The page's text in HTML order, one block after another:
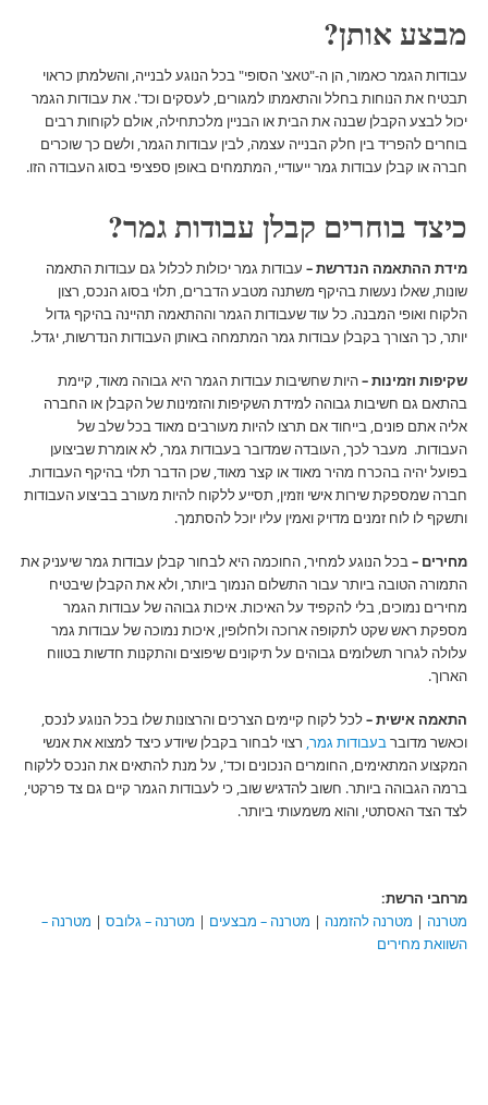
מבצע אותן?
עבודות הגמר כאמור, הן ה-"טאצ' הסופי" בכל הנוגע לבנייה, והשלמתן כראוי
תבטיח את הנוחות בחלל והתאמתו למגורים, לעסקים וכד'. את עבודות הגמר
יכול לבצע הקבלן שבנה את הבית או הבניין מלכתחילה, אולם לקוחות רבים
בוחרים להפריד בין חלק הבנייה עצמה, לבין עבודות הגמר, ולשם כך שוכרים
חברה או קבלן עבודות גמר ייעודיי, המתמחים באופן ספציפי בסוג העבודה הזו.
כיצד בוחרים קבלן עבודות גמר?
מידת ההתאמה הנדרשת – עבודות גמר יכולות לכלול גם עבודות התאמה
שונות, שאלו נעשות בהיקף משתנה מטבע הדברים, תלוי בסוג הנכס, רצון
הלקוח ואופי המבנה. כל עוד שעבודות הגמר וההתאמה תהיינה בהיקף גדול
יותר, כך הצורך בקבלן עבודות גמר המתמחה באותן העבודות הנדרשות, יגדל.
שקיפות וזמינות –היות שחשיבות עבודות הגמר היא גבוהה מאוד, קיימת
בהתאם גם חשיבות גבוהה למידת השקיפות והזמינות של הקבלן או החברה
אליה אתם פונים, בייחוד אם תרצו להיות מעורבים מאוד בכל שלב של
העבודות. מעבר לכך, העובדה שמדובר בעבודות גמר, לא אומרת שביצוען
בפועל יהיה בהכרח מהיר מאוד או קצר מאוד, שכן הדבר תלוי בהיקף העבודות.
חברה שמספקת שירות אישי וזמין, תסייע ללקוח להיות מעורב בביצוע העבודות
ותשקף לו לוח זמנים מדויק ואמין עליו יוכל להסתמך.
מחירים –בכל הנוגע למחיר, החוכמה היא לבחור קבלן עבודות גמר שיעניק את
התמורה הטובה ביותר עבור התשלום הנמוך ביותר, ולא את הקבלן שיבטיח
מחירים נמוכים, בלי להקפיד על האיכות. איכות גבוהה של עבודות הגמר
מספקת ראש שקט לתקופה ארוכה ולחלופין, איכות נמוכה של עבודות גמר
עלולה לגרור תשלומים גבוהים על תיקונים שיפוצים והתקנות חדשות בטווח
הארוך.
התאמה אישית –לכל לקוח קיימים הצרכים והרצונות שלו בכל הנוגע לנכס,
וכאשר מדוברבעבודות גמר, רצוי לבחור בקבלן שיודע כיצד למצוא את אנשי
המקצוע המתאימים, החומרים הנכונים וכד', על מנת להתאים את הנכס ללקוח
ברמה הגבוהה ביותר. חשוב להדגיש שוב, כי לעבודות הגמר קיים גם צד פרקטי,
לצד הצד האסתטי, והוא משמעותי ביותר. ​
מרחבי הרשת:
מטרנה | מטרנה להזמנה | מטרנה – מבצעים | מטרנה – גלובס| מטרנה –
השוואת מחירים